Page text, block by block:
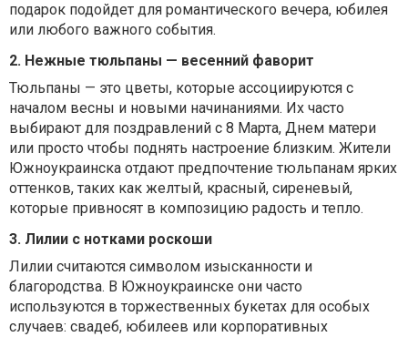
подарок подойдет для романтического вечера, юбилея
или любого важного события.
2. Нежные тюльпаны — весенний фаворит
Тюльпаны — это цветы, которые ассоциируются с
началом весны и новыми начинаниями. Их часто
выбирают для поздравлений с 8 Марта, Днем матери
или просто чтобы поднять настроение близким. Жители
Южноукраинска отдают предпочтение тюльпанам ярких
оттенков, таких как желтый, красный, сиреневый,
которые привносят в композицию радость и тепло.
3. Лилии с нотками роскоши
Лилии считаются символом изысканности и
благородства. В Южноукраинске они часто
используются в торжественных букетах для особых
случаев: свадеб, юбилеев или корпоративных